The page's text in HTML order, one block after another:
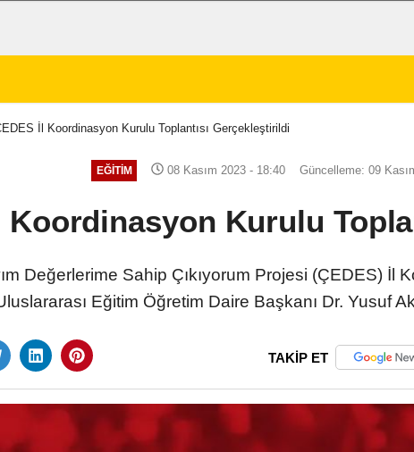
İl Koordinasyon Kurulu Toplantısı Gerçekleştirildi
EĞITIM 08 Kasım 2023 - 18:40 Güncelleme: 09
Koordinasyon Kurulu
Değerlerime Sahip Çıkıyorum Projesi (ÇEDES) İl
Eğitim Öğretim Daire Başkanı Dr. Yusuf
TAKİP ET